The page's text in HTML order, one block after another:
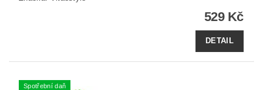
529 Kč
DETAIL
Spotřební daň